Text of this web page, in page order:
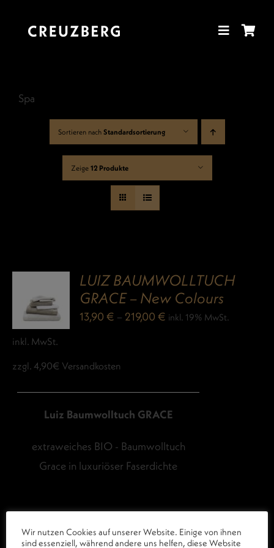
Spa
Sortieren nach Standardsortierung
Zeige 12 Produkte
LUIZ BAUMWOLLTUCH
GRACE – New Colours
13,90€ – 219,00€ inkl. 19% MwSt.
inkl. MwSt.
zzgl. 4,90€ Versandkosten
Luiz Baumwolltuch GRACE
extraweiches BIO - Baumwolltuch
Grace in luxuriöser Faserdichte
Wir nutzen Cookies auf unserer Website. Einige von ihnen
sind essenziell, während andere uns helfen, diese Website